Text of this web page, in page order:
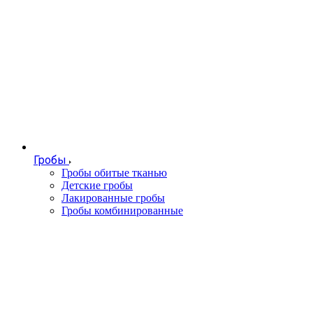
Гробы
Гробы обитые тканью
Детские гробы
Лакированные гробы
Гробы комбинированные